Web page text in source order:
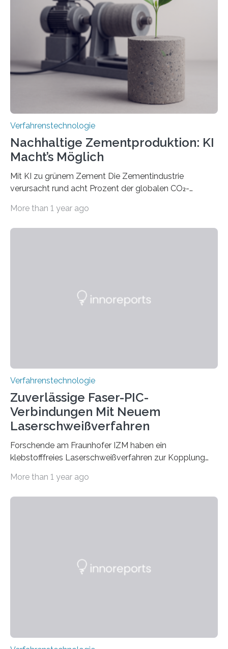
das gewünschte Muster und bringen es direkt auf die
Werkstückoberfläche. Das beschleunigt die
Bearbeitung deutlich und eröffnet neue Möglichkeiten
für Branchen wie die stahl- und metallverarbeitende
Industrie oder die Glasverarbeitung. Erste Tests…
Verfahrenstechnologie
Nachhaltige Zementproduktion: KI
Macht’s Möglich
Mit KI zu grünem Zement Die Zementindustrie
verursacht rund acht Prozent der globalen CO₂-
Flugverkehr. Forschende am Paul Scherrer Institut PSI
brennen, der Grundstoff für baufertigen Zement. Wenig
More than 1 year ago
Verfahrenstechnologie
Zuverlässige Faser-PIC-
Verbindungen Mit Neuem
Laserschweißverfahren
Forschende am Fraunhofer IZM haben ein
klebstofffreies Laserschweißverfahren zur Kopplung
optischen Glasfasern realisiert, welches auch in
Tieftemperaturumgebung ist unerlässlich zur
More than 1 year ago